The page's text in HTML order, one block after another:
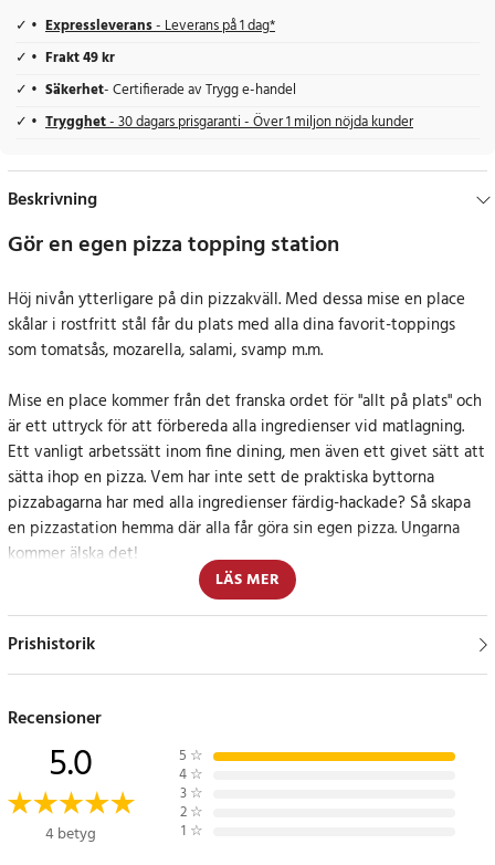
Expressleverans- Leverans på 1 dag*
Frakt 49 kr
Säkerhet- Certifierade av Trygg e-handel
Trygghet- 30 dagars prisgaranti - Över 1 miljon nöjda kunder
Beskrivning
Gör en egen pizza topping station
Höj nivån ytterligare på din pizzakväll. Med dessa mise en place
skålar i rostfritt stål får du plats med alla dina favorit-toppings
som tomatsås, mozarella, salami, svamp m.m.
Mise en place kommer från det franska ordet för "allt på plats" och
är ett uttryck för att förbereda alla ingredienser vid matlagning.
Ett vanligt arbetssätt inom fine dining, men även ett givet sätt att
sätta ihop en pizza. Vem har inte sett de praktiska byttorna
pizzabagarna har med alla ingredienser färdig-hackade? Så skapa
en pizzastation hemma där alla får göra sin egen pizza. Ungarna
kommer älska det!
Förvaringslådan har ett lock för att enkelt stoppa in resterna i
kylen. Skålarna kan tas ut ur lådan och diskas för sig.
Specifikation:
- Mått: 34 x 29 x 6,5 cm (L x B x H)
- Material: rostfritt stål
- Antal fack: 6
Artikelnummer
LÄS MER
Prishistorik
Recensioner
5.0
4 betyg
5 ☆
4 ☆
3 ☆
2 ☆
1 ☆